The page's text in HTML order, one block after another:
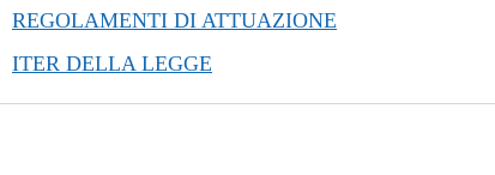
REGOLAMENTI DI ATTUAZIONE
ITER DELLA LEGGE